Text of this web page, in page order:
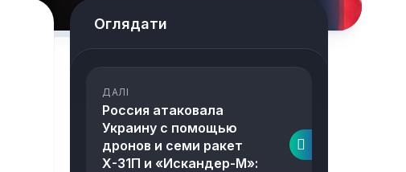
Оглядати
ДАЛІ
Россия атаковала
Украину с помощью
дронов и семи ракет
Х-31П и «Искандер-М»: